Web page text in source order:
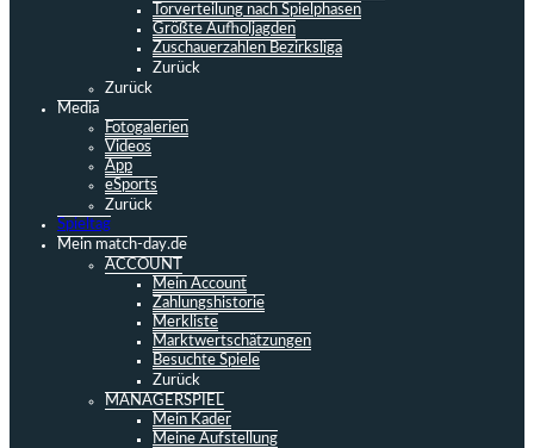
Torverteilung nach Spielphasen
Größte Aufholjagden
Zuschauerzahlen Bezirksliga
Zurück
Zurück
Media
Fotogalerien
Videos
App
eSports
Zurück
Spieltag
Mein match-day.de
ACCOUNT
Mein Account
Zahlungshistorie
Merkliste
Marktwertschätzungen
Besuchte Spiele
Zurück
MANAGERSPIEL
Mein Kader
Meine Aufstellung